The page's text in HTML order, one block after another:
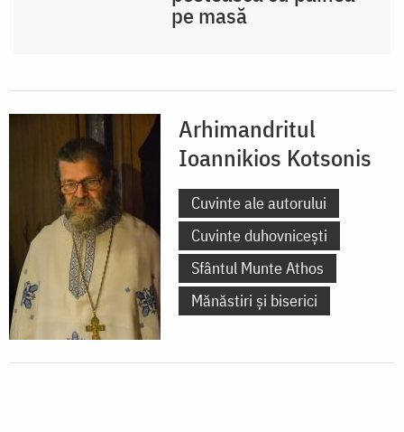
pe masă
Arhimandritul
Ioannikios Kotsonis
Cuvinte ale autorului
Cuvinte duhovnicești
Sfântul Munte Athos
Mănăstiri și biserici